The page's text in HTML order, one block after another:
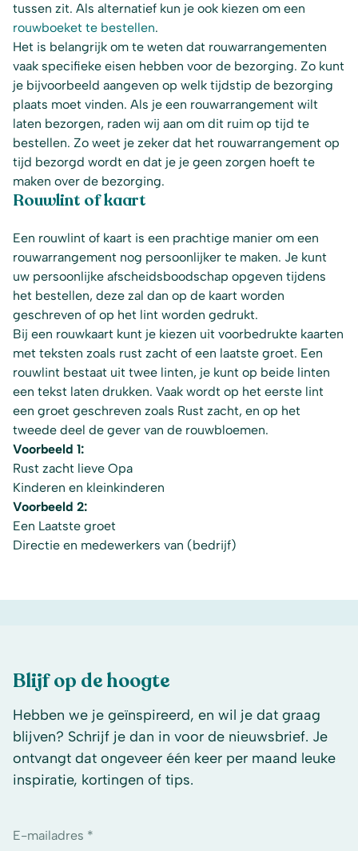
tussen zit. Als alternatief kun je ook kiezen om een
rouwboeket te bestellen.
Het is belangrijk om te weten dat rouwarrangementen
vaak specifieke eisen hebben voor de bezorging. Zo kunt
je bijvoorbeeld aangeven op welk tijdstip de bezorging
plaats moet vinden. Als je een rouwarrangement wilt
laten bezorgen, raden wij aan om dit ruim op tijd te
bestellen. Zo weet je zeker dat het rouwarrangement op
tijd bezorgd wordt en dat je je geen zorgen hoeft te
maken over de bezorging.
Rouwlint of kaart
Een rouwlint of kaart is een prachtige manier om een
rouwarrangement nog persoonlijker te maken. Je kunt
uw persoonlijke afscheidsboodschap opgeven tijdens
het bestellen, deze zal dan op de kaart worden
geschreven of op het lint worden gedrukt.
Bij een rouwkaart kunt je kiezen uit voorbedrukte kaarten
met teksten zoals rust zacht of een laatste groet. Een
rouwlint bestaat uit twee linten, je kunt op beide linten
een tekst laten drukken. Vaak wordt op het eerste lint
een groet geschreven zoals Rust zacht, en op het
tweede deel de gever van de rouwbloemen.
Voorbeeld 1:
Rust zacht lieve Opa
Kinderen en kleinkinderen
Voorbeeld 2:
Een Laatste groet
Directie en medewerkers van (bedrijf)
Blijf op de hoogte
Hebben we je geïnspireerd, en wil je dat graag
blijven? Schrijf je dan in voor de nieuwsbrief. Je
ontvangt dat ongeveer één keer per maand leuke
inspiratie, kortingen of tips.
E-mailadres *